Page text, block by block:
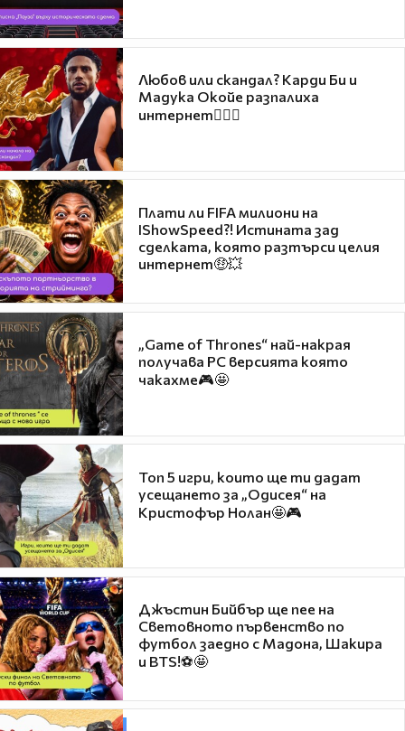
Любов или скандал? Карди Би и
Мадука Окойе разпалиха
интернет❤️‍🔥🔥
Плати ли FIFA милиони на
IShowSpeed?! Истината зад
сделката, която разтърси целия
интернет🤑💥
„Game of Thrones“ най-накрая
получава PC версията която
чакахме🎮🤩
Топ 5 игри, които ще ти дадат
усещането за „Одисея“ на
Кристофър Нолан🤩🎮
Джъстин Бийбър ще пее на
Световното първенство по
футбол заедно с Мадона, Шакира
и BTS!⚽🤩